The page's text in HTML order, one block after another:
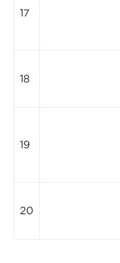
17
18
19
20